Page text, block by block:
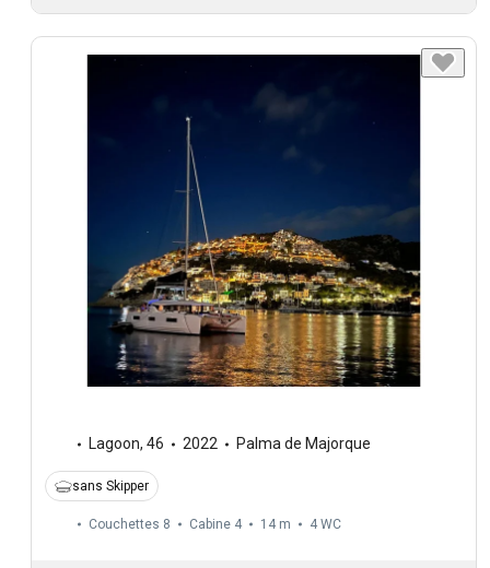
Lagoon, 46 2022 Palma de Majorque
sans Skipper
Couchettes 8 Cabine 4 14 m 4 WC